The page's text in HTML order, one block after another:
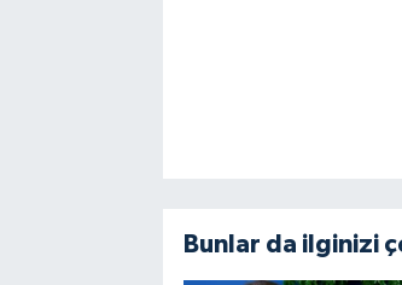
Bunlar da ilginizi